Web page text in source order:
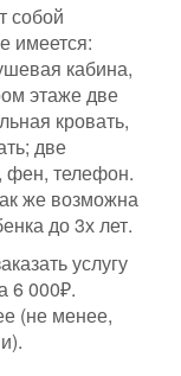
собой
имеется:
кабина,
этаже две
кровать,
две
фен, телефон.
же возможна
до 3х лет.
услугу
6 000₽.
(не менее,